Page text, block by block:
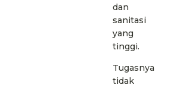
dan
sanitasi
yang
tinggi.
Tugasnya
tidak